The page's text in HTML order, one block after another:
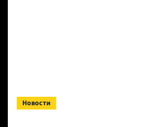
Новости